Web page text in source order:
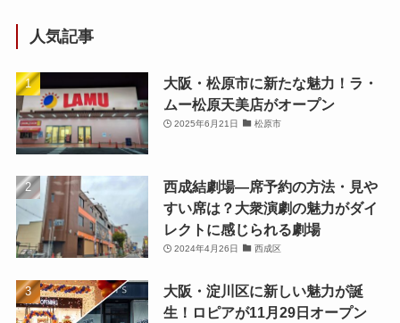
人気記事
大阪・松原市に新たな魅力！ラ・
ムー松原天美店がオープン
2025年6月21日 松原市
西成結劇場—席予約の方法・見や
すい席は？大衆演劇の魅力がダイ
レクトに感じられる劇場
2024年4月26日 西成区
大阪・淀川区に新しい魅力が誕
生！ロピアが11月29日オープン